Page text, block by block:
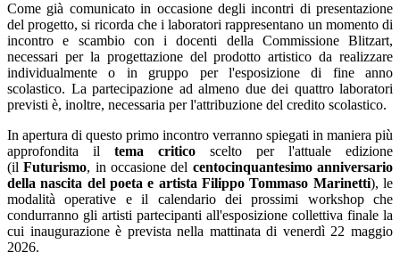
Come già comunicato in occasione degli incontri di presentazione
del progetto, si ricorda che i laboratori rappresentano un momento di
incontro e scambio con i docenti della Commissione Blitzart,
necessari per la progettazione del prodotto artistico da realizzare
individualmente o in gruppo per l'esposizione di fine anno
scolastico. La partecipazione ad almeno due dei quattro laboratori
previsti è, inoltre, necessaria per l'attribuzione del credito scolastico.
In apertura di questo primo incontro verranno spiegati in maniera più
approfondita il tema critico scelto per l'attuale edizione
(ilFuturismo, in occasione del centocinquantesimo anniversario
della nascita del poeta e artista Filippo Tommaso Marinetti), le
modalità operative e il calendario dei prossimi workshop che
condurranno gli artisti partecipanti all'esposizione collettiva finale la
cui inaugurazione è prevista nella mattinata di venerdì 22 maggio
2026.